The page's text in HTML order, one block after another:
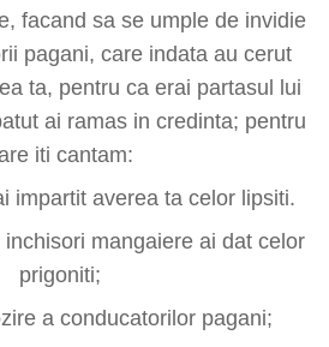
facand sa se umple de invidie
pagani, care indata au cerut
ta, pentru ca erai partasul lui
ai ramas in credinta; pentru
iti cantam:
impartit averea ta celor lipsiti.
mangaiere ai dat celor
prigoniti;
a conducatorilor pagani;